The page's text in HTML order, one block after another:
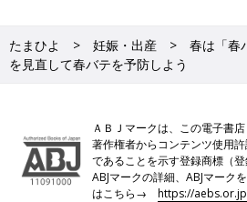
たまひよ 妊娠・出産
春は「春
を見直して春バテを予防しよう
ＡＢＪマークは、この電子書
著作権者からコンテンツ使用
であることを示す登録商標（
ABJマークの詳細、ABJマーク
はこちら→https://